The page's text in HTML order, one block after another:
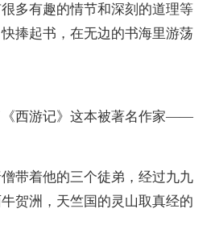
多有趣的情节和深刻的道理等
捧起书，在无边的书海里游荡
《西游记》这本被著名作家——
带着他的三个徒弟，经过九九
贺洲，天竺国的灵山取真经的